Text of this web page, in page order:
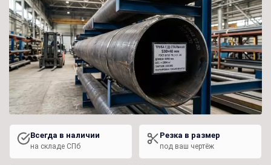
Всегда в наличии
на складе СПб
Резка в размер
под ваш чертёж